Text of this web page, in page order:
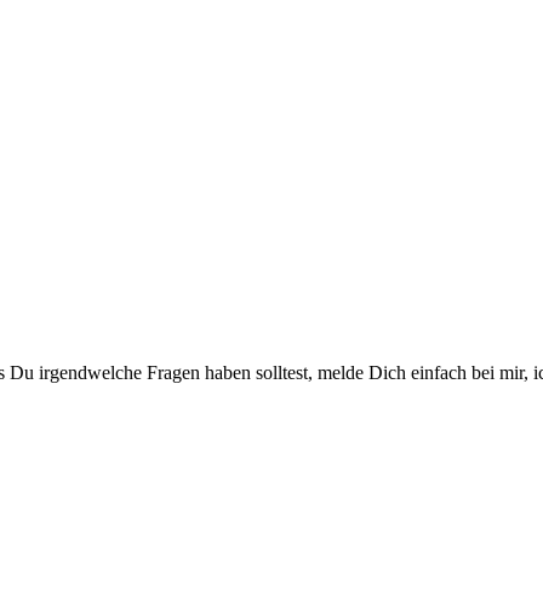
irgendwelche Fragen haben solltest, melde Dich einfach bei mir,